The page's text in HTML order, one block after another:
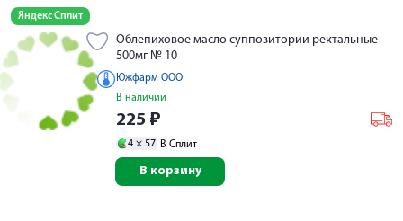
Яндекс Сплит
Облепиховое масло суппозитории ректальные
500мг № 10
Южфарм ООО
В наличии
225 ₽
4 × 57 В Сплит
В корзину